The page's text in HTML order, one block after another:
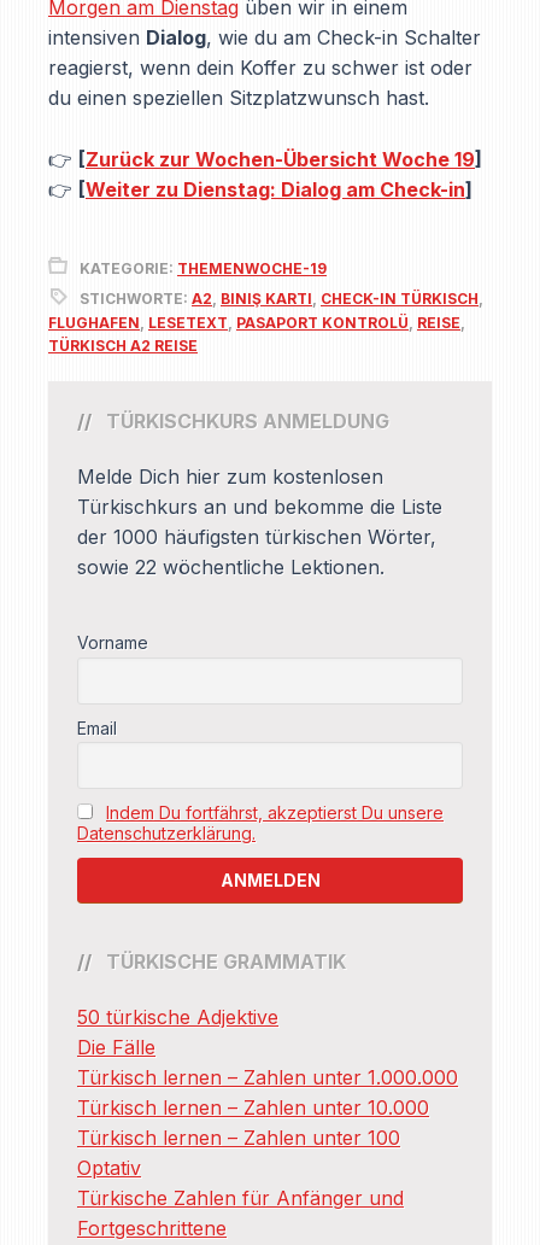
Morgen am Dienstag üben wir in einem
intensiven Dialog, wie du am Check-in Schalter
reagierst, wenn dein Koffer zu schwer ist oder
du einen speziellen Sitzplatzwunsch hast.
👉 [Zurück zur Wochen-Übersicht Woche 19]
👉 [Weiter zu Dienstag: Dialog am Check-in]
KATEGORIE: THEMENWOCHE-19
STICHWORTE: A2, BINIŞ KARTI, CHECK-IN TÜRKISCH,
FLUGHAFEN, LESETEXT, PASAPORT KONTROLÜ, REISE,
TÜRKISCH A2 REISE
TÜRKISCHKURS ANMELDUNG
Melde Dich hier zum kostenlosen
Türkischkurs an und bekomme die Liste
der 1000 häufigsten türkischen Wörter,
sowie 22 wöchentliche Lektionen.
Vorname
Email
Indem Du fortfährst, akzeptierst Du unsere
Datenschutzerklärung.
TÜRKISCHE GRAMMATIK
50 türkische Adjektive
Die Fälle
Türkisch lernen – Zahlen unter 1.000.000
Türkisch lernen – Zahlen unter 10.000
Türkisch lernen – Zahlen unter 100
Optativ
Türkische Zahlen für Anfänger und
Fortgeschrittene